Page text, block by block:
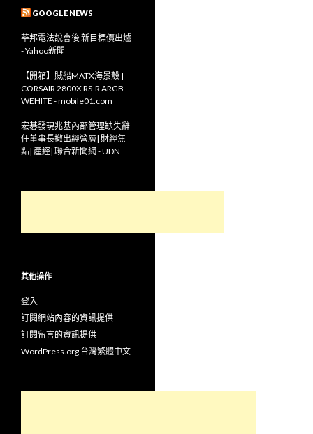
GOOGLE NEWS
華邦電法說會後 新目標價出爐
- Yahoo新聞
【開箱】賊船MATX海景殼 |
CORSAIR 2800X RS-R ARGB
WEHITE - mobile01.com
宏碁發現兆基內部管理缺失辭
任董事長撤出經營層| 財經焦
點| 產經| 聯合新聞網 - UDN
其他操作
登入
訂閱網站內容的資訊提供
訂閱留言的資訊提供
WordPress.org 台灣繁體中文